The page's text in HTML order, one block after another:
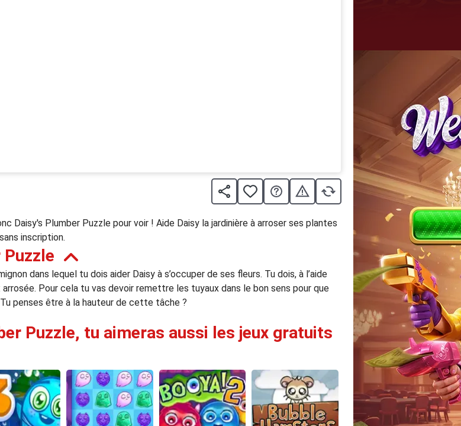
Daisy's Plumber Puzzle pour voir ! Aide Daisy la jardinière à arroser ses plantes
inscription.
dans lequel tu dois aider Daisy à s’occuper de ses fleurs. Tu dois, à l’aide
arrosée. Pour cela tu vas devoir remettre les tuyaux dans le bon sens pour que
Tu penses être à la hauteur de cette tâche ?
Puzzle, tu aimeras aussi les jeux gratuits